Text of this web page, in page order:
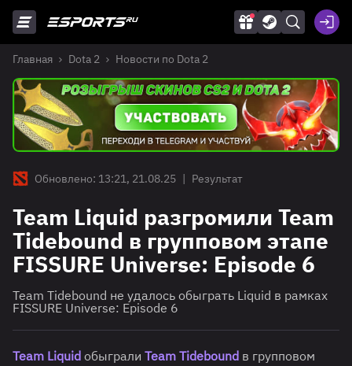
Главная Dota 2 Новости по Dota 2
Обновлено: 13:21, 21.08.25 | Результат
Team Liquid разгромили Team
Tidebound в групповом этапе
FISSURE Universe: Episode 6
Team Tidebound не удалось обыграть Liquid в рамках
FISSURE Universe: Episode 6
Team Liquid обыграли Team Tidebound в групповом